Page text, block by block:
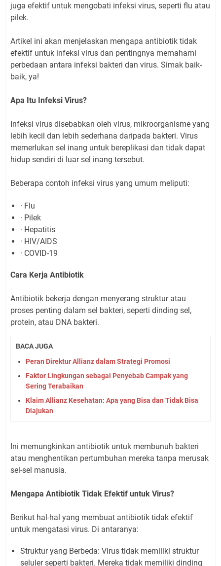
juga efektif untuk mengobati infeksi virus, seperti flu atau
pilek.
Artikel ini akan menjelaskan mengapa antibiotik tidak
efektif untuk infeksi virus dan pentingnya memahami
perbedaan antara infeksi bakteri dan virus. Simak baik-
baik, ya!
Apa Itu Infeksi Virus?
Infeksi virus disebabkan oleh virus, mikroorganisme yang
lebih kecil dan lebih sederhana daripada bakteri. Virus
memerlukan sel inang untuk bereplikasi dan tidak dapat
hidup sendiri di luar sel inang tersebut.
Beberapa contoh infeksi virus yang umum meliputi:
· Flu
· Pilek
· Hepatitis
· HIV/AIDS
· COVID-19
Cara Kerja Antibiotik
Antibiotik bekerja dengan menyerang struktur atau
proses penting dalam sel bakteri, seperti dinding sel,
protein, atau DNA bakteri.
BACA JUGA
Peran Direktur Allianz dalam Strategi Promosi
Faktor Lingkungan sebagai Penyebab Campak yang
Sering Terabaikan
Klaim Allianz Kesehatan: Apa yang Bisa dan Tidak Bisa
Diajukan
Ini memungkinkan antibiotik untuk membunuh bakteri
atau menghentikan pertumbuhan mereka tanpa merusak
sel-sel manusia.
Mengapa Antibiotik Tidak Efektif untuk Virus?
Berikut hal-hal yang membuat antibiotik tidak efektif
untuk mengatasi virus. Di antaranya:
Struktur yang Berbeda: Virus tidak memiliki struktur
seluler seperti bakteri. Mereka tidak memiliki dinding